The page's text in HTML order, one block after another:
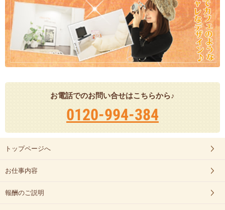
お電話でのお問い合せはこちらから♪
0120-994-384
トップページへ
お仕事内容
報酬のご説明